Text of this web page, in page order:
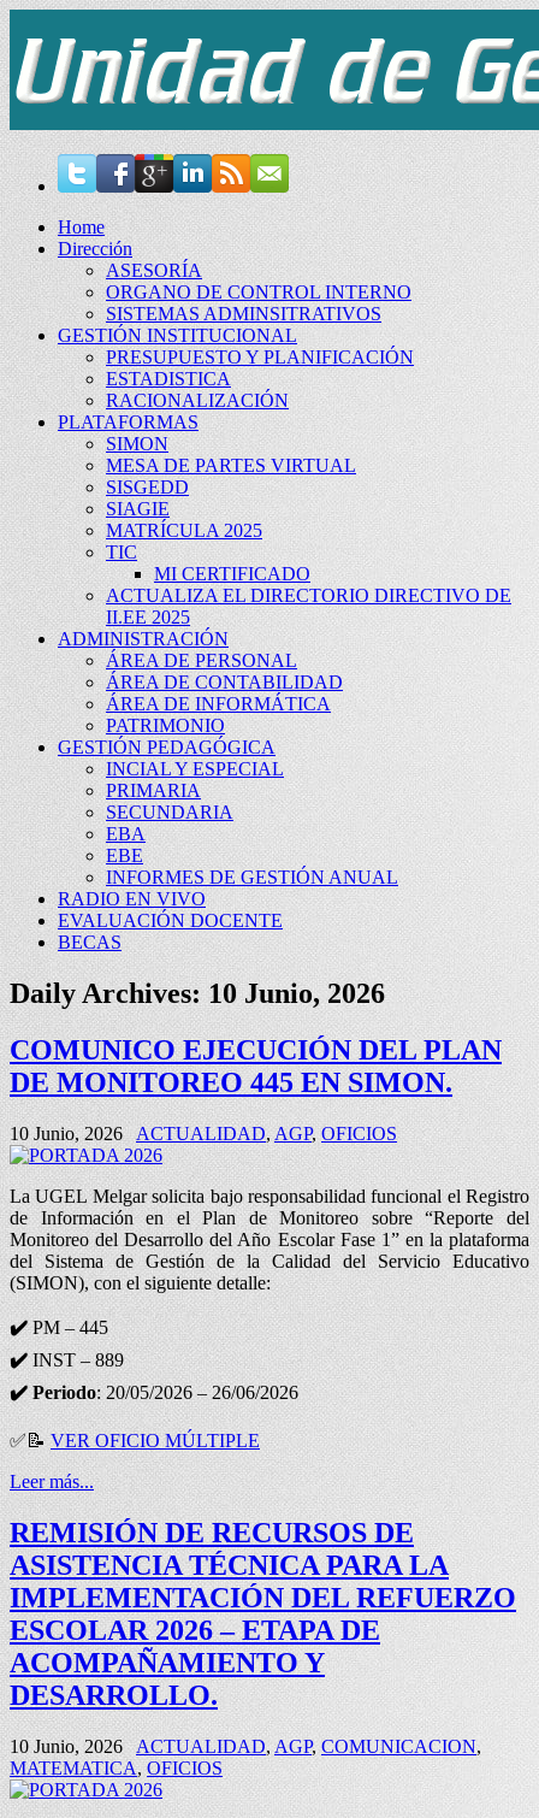
Home
Dirección
ASESORÍA
ORGANO DE CONTROL INTERNO
SISTEMAS ADMINSITRATIVOS
GESTIÓN INSTITUCIONAL
PRESUPUESTO Y PLANIFICACIÓN
ESTADISTICA
RACIONALIZACIÓN
PLATAFORMAS
SIMON
MESA DE PARTES VIRTUAL
SISGEDD
SIAGIE
MATRÍCULA 2025
TIC
MI CERTIFICADO
ACTUALIZA EL DIRECTORIO DIRECTIVO DE
II.EE 2025
ADMINISTRACIÓN
ÁREA DE PERSONAL
ÁREA DE CONTABILIDAD
ÁREA DE INFORMÁTICA
PATRIMONIO
GESTIÓN PEDAGÓGICA
INCIAL Y ESPECIAL
PRIMARIA
SECUNDARIA
EBA
EBE
INFORMES DE GESTIÓN ANUAL
RADIO EN VIVO
EVALUACIÓN DOCENTE
BECAS
Daily Archives:10 Junio, 2026
COMUNICO EJECUCIÓN DEL PLAN
DE MONITOREO 445 EN SIMON.
10 Junio, 2026 ACTUALIDAD,AGP,OFICIOS
La UGEL Melgar solicita bajo responsabilidad funcional el Registro
de Información en el Plan de Monitoreo sobre “Reporte del
Monitoreo del Desarrollo del Año Escolar Fase 1” en la plataforma
del Sistema de Gestión de la Calidad del Servicio Educativo
(SIMON), con el siguiente detalle:
✔️PM – 445
✔️INST – 889
✔️ Periodo: 20/05/2026 – 26/06/2026
✅📝 VER OFICIO MÚLTIPLE
Leer más...
REMISIÓN DE RECURSOS DE
ASISTENCIA TÉCNICA PARA LA
IMPLEMENTACIÓN DEL REFUERZO
ESCOLAR 2026 – ETAPA DE
ACOMPAÑAMIENTO Y
DESARROLLO.
10 Junio, 2026 ACTUALIDAD, AGP, COMUNICACION,
MATEMATICA, OFICIOS